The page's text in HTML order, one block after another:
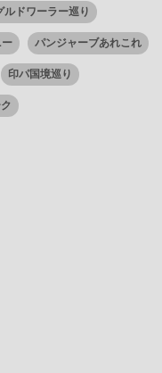
ルドワーラー巡り
ー パンジャーブあれこれ
印パ国境巡り